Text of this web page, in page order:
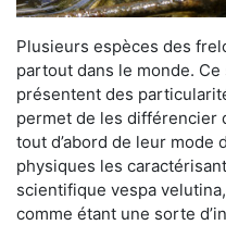
Plusieurs espèces des
partout dans le monde.
présentent des
permet de les différencier
tout d’abord de leur mode
physiques les
scientifique vespa
comme étant une sorte